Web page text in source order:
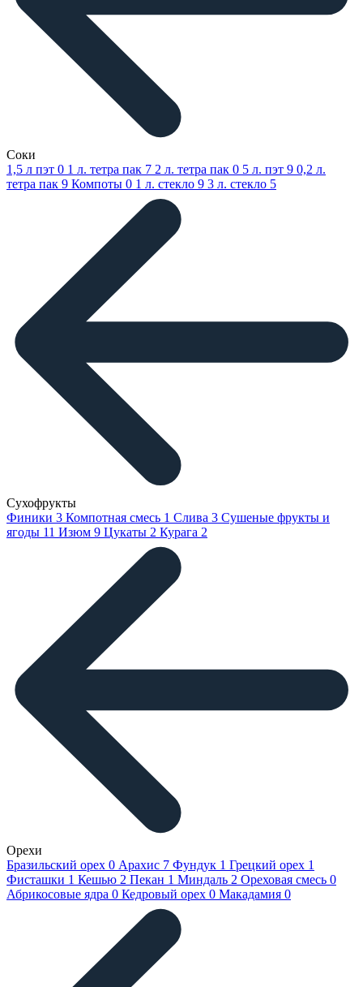
Соки
1,5 л пэт 0 1 л. тетра пак 7 2 л. тетра пак 0 5 л. пэт 9 0,2 л.
тетра пак 9 Компоты 0 1 л. стекло 9 3 л. стекло 5
Сухофрукты
Финики 3 Компотная смесь 1 Слива 3 Сушеные фрукты и
ягоды 11 Изюм 9 Цукаты 2 Курага 2
Орехи
Бразильский орех 0 Арахис 7 Фундук 1 Грецкий орех 1
Фисташки 1 Кешью 2 Пекан 1 Миндаль 2 Ореховая смесь 0
Абрикосовые ядра 0 Кедровый орех 0 Макадамия 0